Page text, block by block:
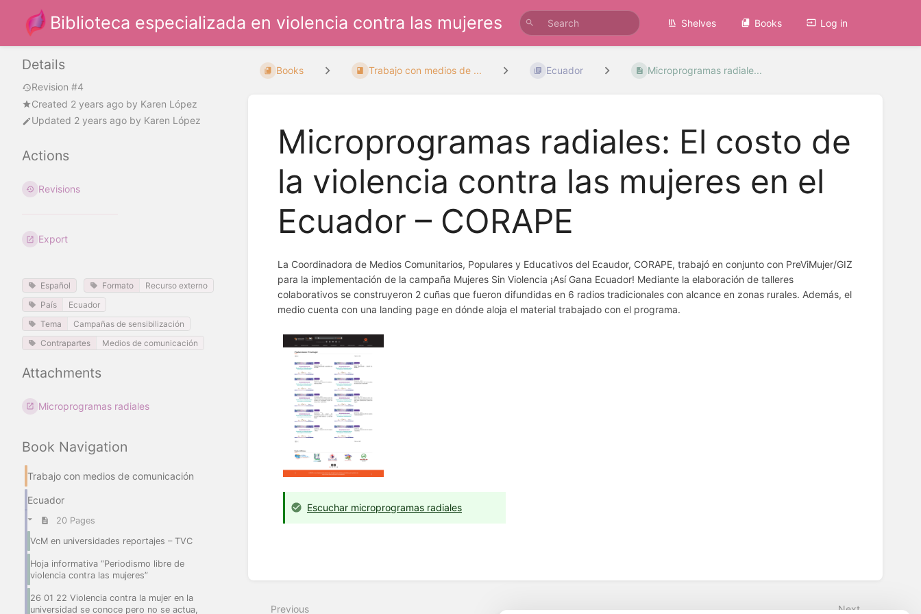
Biblioteca especializada en violencia contra las mujeres Shelves Books Log in
Details
Revision #4
Created 2 years ago by Karen López
Updated 2 years ago by Karen López
Actions
Revisions
Export
Español Formato
Recurso externo
País
Ecuador
Tema
Campañas de sensibilización
Contrapartes
Medios de comunicación
Attachments
Microprogramas radiales
Book Navigation
Trabajo con medios de comunicación
Ecuador
20 Pages
VcM en universidades reportajes – TVC
Hoja informativa “Periodismo libre de
violencia contra las mujeres”
26 01 22 Violencia contra la mujer en la
universidad se conoce pero no se actua,
Books Trabajo con medios de ... Ecuador Microprogramas radiale...
Microprogramas radiales: El costo de
la violencia contra las mujeres en el
Ecuador – CORAPE
La Coordinadora de Medios Comunitarios, Populares y Educativos del Ecaudor, CORAPE, trabajó en conjunto con PreViMujer/GIZ
para la implementación de la campaña Mujeres Sin Violencia ¡Así Gana Ecuador! Mediante la elaboración de talleres
colaborativos se construyeron 2 cuñas que fueron difundidas en 6 radios tradicionales con alcance en zonas rurales. Además, el
medio cuenta con una landing page en dónde aloja el material trabajado con el programa.
Escuchar microprogramas radiales
mode
Previous Next